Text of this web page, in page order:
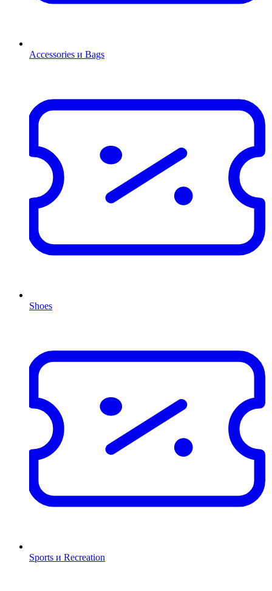
Accessories и Bags
Shoes
Sports и Recreation